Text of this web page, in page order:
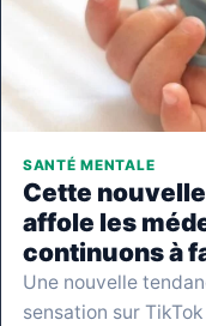
SANTÉ MENTALE
Cette
affole les
continuons à
Une nouvelle
sensation sur